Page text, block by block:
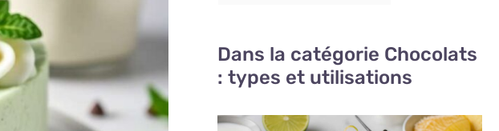
Dans la catégorie Chocolats
: types et utilisations